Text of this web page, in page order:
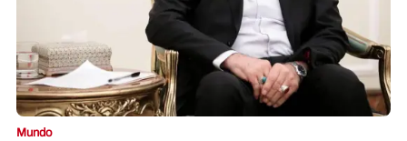
Mundo